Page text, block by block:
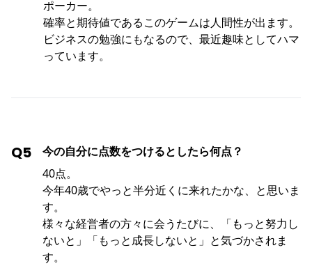
ポーカー。
確率と期待値であるこのゲームは人間性が出ます。
ビジネスの勉強にもなるので、最近趣味としてハマ
っています。
Q5
今の自分に点数をつけるとしたら何点？
40点。
今年40歳でやっと半分近くに来れたかな、と思いま
す。
様々な経営者の方々に会うたびに、「もっと努力し
ないと」「もっと成長しないと」と気づかされま
す。